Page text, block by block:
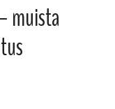
muista